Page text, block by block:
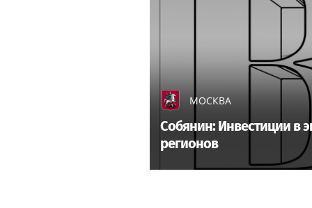
МОСКВА
Собянин: Инвестиции в
регионов